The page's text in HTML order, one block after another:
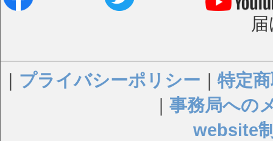
｜ プライバシーポリシー ｜ 特定
｜ 事務局への
website